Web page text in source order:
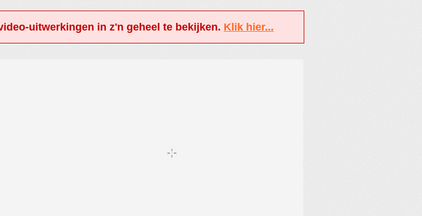
uitwerkingen in z'n geheel te bekijken. Klik hier...